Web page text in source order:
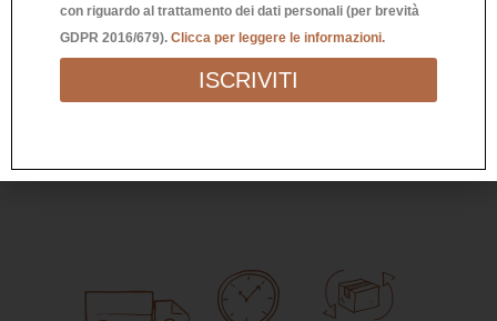
79,00€ 55,30€
con riguardo al trattamento dei dati personali (per brevità
GDPR 2016/679). Clicca per leggere le informazioni.
ISCRIVITI